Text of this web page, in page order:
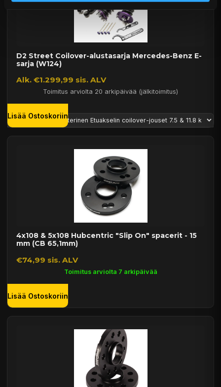
D2 Street Coilover-alustasarja Mercedes-Benz E-
sarja (W124)
Alk. €1.299,99 sis. ALV
Toimitus arviolta 20 arkipäivää (jälkitoimitus)
Lisää Ostoskoriin
4x108 & 5x108 Hubcentric "Slip On" spacerit - 15
mm (CB 65,1mm)
€74,99 sis. ALV
Toimitus arviolta 7 arkipäivää
Lisää Ostoskoriin